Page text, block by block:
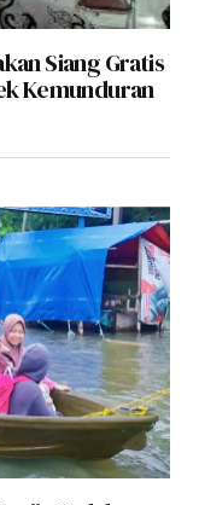
Siang Gratis
Kemunduran